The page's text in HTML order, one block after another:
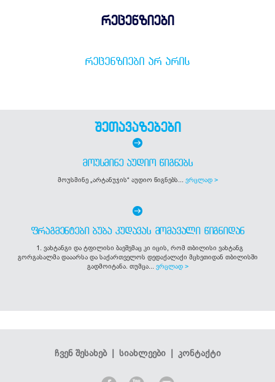
რეცენზიები
ᲠᲔᲪᲔᲜᲖᲘᲔᲑᲘ ᲐᲠ ᲐᲠᲘᲡ
შეთავაზებები
ᲛᲝᲣᲡᲛᲘᲜᲔ ᲐᲣᲓᲘᲝ ᲬᲘᲒᲜᲔᲑᲡ
მოუსმინე „არტანუჯის“ აუდიო წიგნებს... ვრცლად >
ᲤᲠᲐᲒᲛᲔᲜᲢᲔᲑᲘ ᲑᲣᲑᲐ ᲙᲣᲓᲐᲕᲐᲡ ᲛᲝᲛᲐᲕᲐᲚᲘ ᲬᲘᲒᲜᲘᲓᲐᲜ
1. ვახტანგი და ტფილისი ბავშვმაც კი იცის, რომ თბილისი ვახტანგ
გორგასალმა დააარსა და საქართველოს დედაქალაქი მცხეთიდან თბილისში
გადმოიტანა. თუმცა... ვრცლად >
ჩვენ შესახებ| სიახლეები| კონტაქტი